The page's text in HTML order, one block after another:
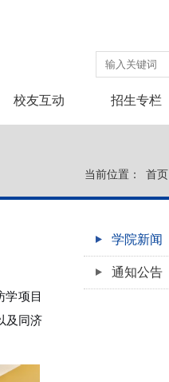
校友互动 招生专栏
当前位置： 首页
学院新闻
通知公告
学项目
及同济